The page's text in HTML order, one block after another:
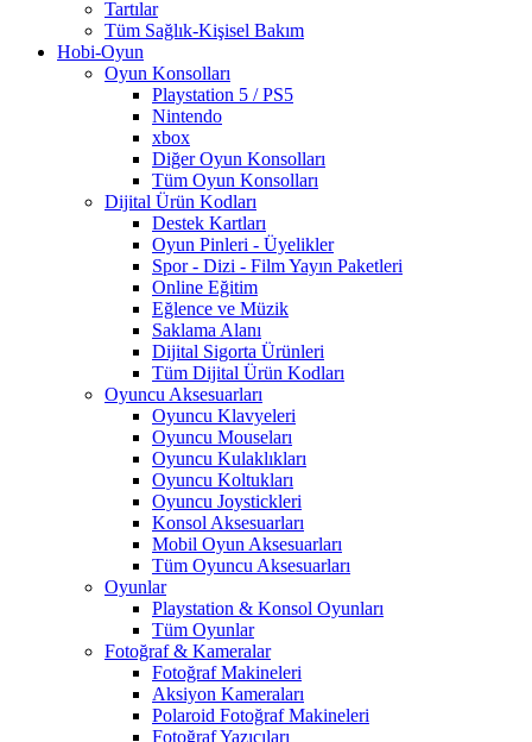
Tartılar
Tüm Sağlık-Kişisel Bakım
Hobi-Oyun
Oyun Konsolları
Playstation 5 / PS5
Nintendo
xbox
Diğer Oyun Konsolları
Tüm Oyun Konsolları
Dijital Ürün Kodları
Destek Kartları
Oyun Pinleri - Üyelikler
Spor - Dizi - Film Yayın Paketleri
Online Eğitim
Eğlence ve Müzik
Saklama Alanı
Dijital Sigorta Ürünleri
Tüm Dijital Ürün Kodları
Oyuncu Aksesuarları
Oyuncu Klavyeleri
Oyuncu Mouseları
Oyuncu Kulaklıkları
Oyuncu Koltukları
Oyuncu Joystickleri
Konsol Aksesuarları
Mobil Oyun Aksesuarları
Tüm Oyuncu Aksesuarları
Oyunlar
Playstation & Konsol Oyunları
Tüm Oyunlar
Fotoğraf & Kameralar
Fotoğraf Makineleri
Aksiyon Kameraları
Polaroid Fotoğraf Makineleri
Fotoğraf Yazıcıları